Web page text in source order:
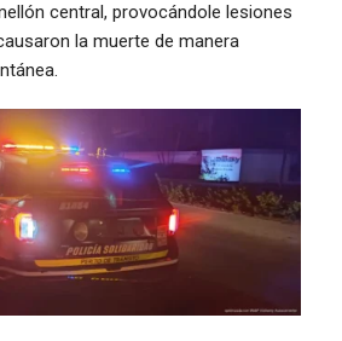
central, provocándole lesiones
la muerte de manera